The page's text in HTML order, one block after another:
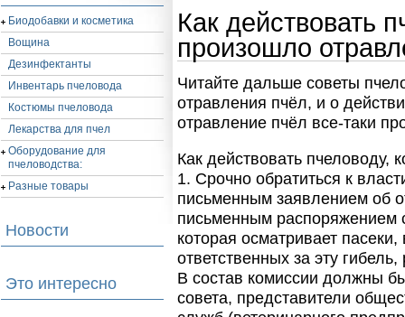
Биодобавки и косметика
Вощина
Дезинфектанты
Инвентарь пчеловода
Костюмы пчеловода
Лекарства для пчел
Оборудование для
пчеловодства:
Разные товары
Новости
Это интересно
Как действовать
произошло
Читайте дальше советы
отравления пчёл, и о
отравление пчёл все-таки
Как действовать пчеловоду,
1. Срочно обратиться к
письменным заявлением об
письменным распоряжением
которая осматривает
ответственных за эту
В состав комиссии должны
совета, представители